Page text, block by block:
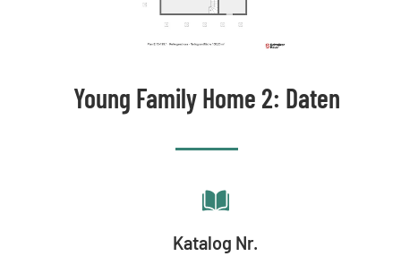
Young Family Home 2: Daten
Katalog Nr.